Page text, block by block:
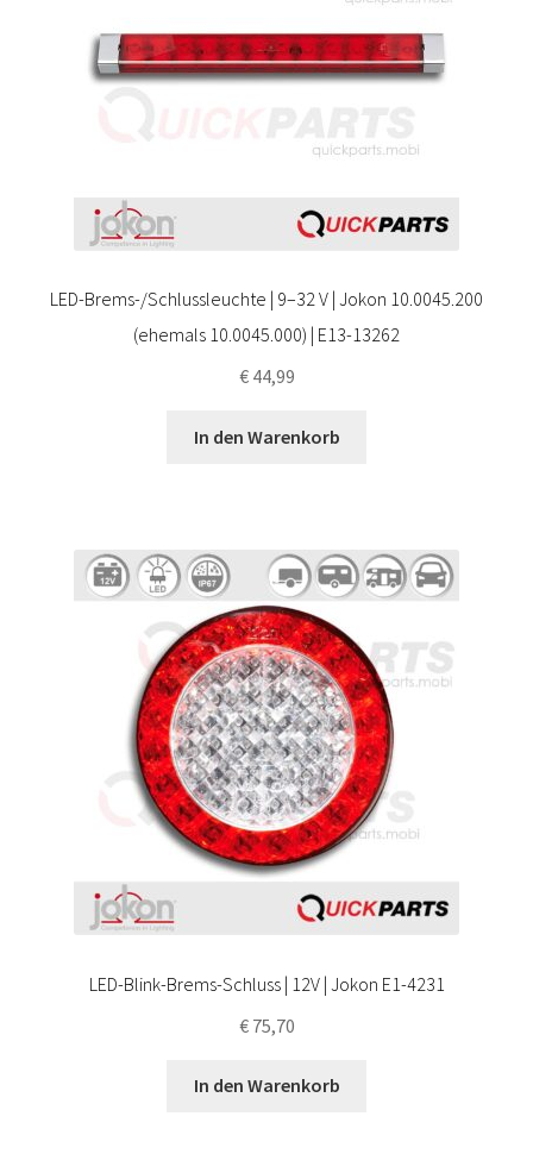
LED-Brems-/Schlussleuchte | 9–32 V | Jokon 10.0045.200
(ehemals 10.0045.000) | E13-13262
€44,99
In den Warenkorb
LED-Blink-Brems-Schluss | 12V | Jokon E1-4231
€75,70
In den Warenkorb